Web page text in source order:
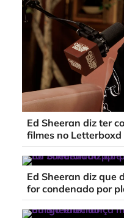
Ed Sheeran diz ter
filmes no Letterboxd
Ed Sheeran diz que
for condenado por